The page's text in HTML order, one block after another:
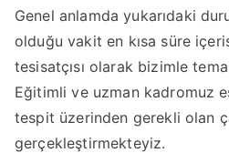
Genel anlamda yukarıdaki
olduğu vakit en kısa süre
tesisatçısı olarak bizimle
Eğitimli ve uzman kadromuz
tespit üzerinden gerekli olan
gerçekleştirmekteyiz.